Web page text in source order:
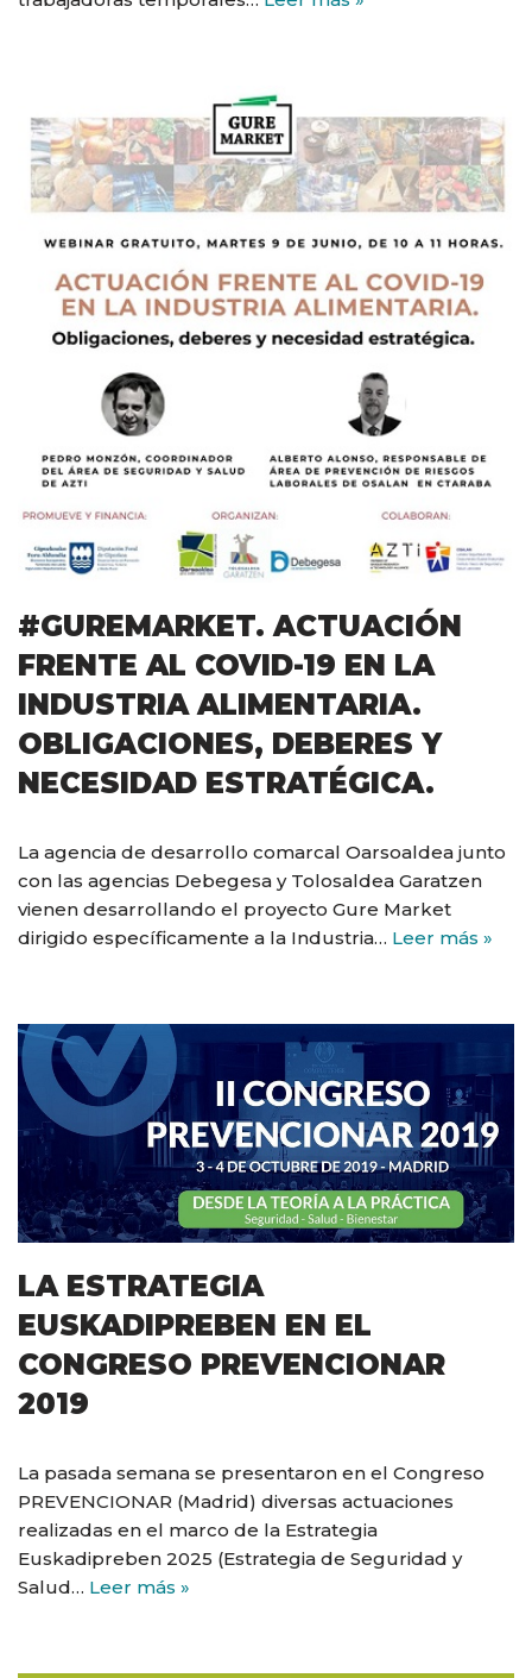
#GUREMARKET. ACTUACIÓN
FRENTE AL COVID-19 EN LA
INDUSTRIA ALIMENTARIA.
OBLIGACIONES, DEBERES Y
NECESIDAD ESTRATÉGICA.
La agencia de desarrollo comarcal Oarsoaldea junto
con las agencias Debegesa y Tolosaldea Garatzen
vienen desarrollando el proyecto Gure Market
dirigido específicamente a la Industria… Leer más »
LA ESTRATEGIA
EUSKADIPREBEN EN EL
CONGRESO PREVENCIONAR
2019
La pasada semana se presentaron en el Congreso
PREVENCIONAR (Madrid) diversas actuaciones
realizadas en el marco de la Estrategia
Euskadipreben 2025 (Estrategia de Seguridad y
Salud… Leer más »